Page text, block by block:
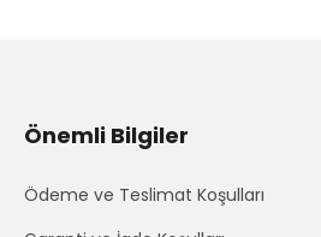
Önemli Bilgiler
Ödeme ve Teslimat Koşulları